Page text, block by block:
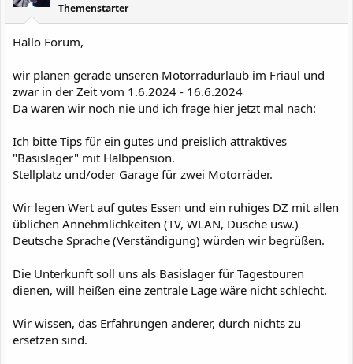
Themenstarter
Hallo Forum,
wir planen gerade unseren Motorradurlaub im Friaul und
zwar in der Zeit vom 1.6.2024 - 16.6.2024
Da waren wir noch nie und ich frage hier jetzt mal nach:
Ich bitte Tips für ein gutes und preislich attraktives
"Basislager" mit Halbpension.
Stellplatz und/oder Garage für zwei Motorräder.
Wir legen Wert auf gutes Essen und ein ruhiges DZ mit allen
üblichen Annehmlichkeiten (TV, WLAN, Dusche usw.)
Deutsche Sprache (Verständigung) würden wir begrüßen.
Die Unterkunft soll uns als Basislager für Tagestouren
dienen, will heißen eine zentrale Lage wäre nicht schlecht.
Wir wissen, das Erfahrungen anderer, durch nichts zu
ersetzen sind.